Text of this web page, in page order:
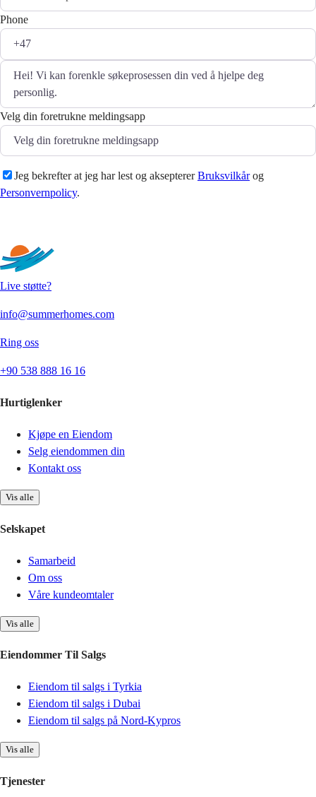
Phone
Velg din foretrukne meldingsapp
Jeg bekrefter at jeg har lest og akseptererBruksvilkårog
Personvernpolicy.
Live støtte?
info@summerhomes.com
Ring oss
+90 538 888 16 16
Hurtiglenker
Kjøpe en Eiendom
Selg eiendommen din
Kontakt oss
Vis alle
Selskapet
Samarbeid
Om oss
Våre kundeomtaler
Vis alle
Eiendommer Til Salgs
Eiendom til salgs i Tyrkia
Eiendom til salgs i Dubai
Eiendom til salgs på Nord-Kypros
Vis alle
Tjenester